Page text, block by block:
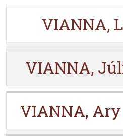
VIANNA,
VIANNA,
VIANNA,